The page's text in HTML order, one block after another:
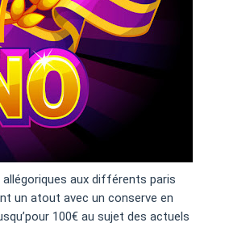
aux différents paris
un atout avec un conserve en
100€ au sujet des actuels